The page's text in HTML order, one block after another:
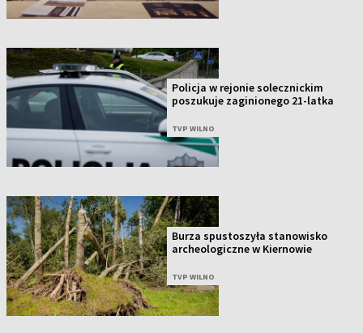
Policja w rejonie solecznickim
poszukuje zaginionego 21-latka
TVP WILNO
Burza spustoszyła stanowisko
archeologiczne w Kiernowie
TVP WILNO